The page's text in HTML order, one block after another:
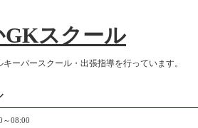
GKスクール
ーパースクール・出張指導を行っています。
～08:00